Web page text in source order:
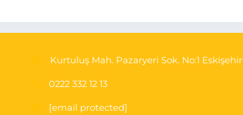
Kurtuluş Mah. Pazaryeri Sok. No:1 Eskişehir
0222 332 12 13
[email protected]